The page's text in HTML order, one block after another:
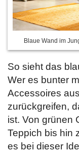
Blaue Wand im
So sieht das
Wer es bunter
Accessoires
zurückgreifen,
ist. Von grünen
Teppich bis hin
es bei dieser